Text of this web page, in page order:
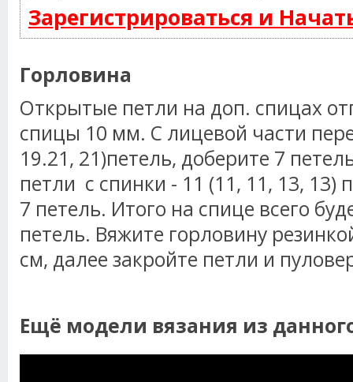
Зарегистрироваться и
Горловина
Открытые петли на доп. спицах
спицы 10 мм. С лицевой части
19.21, 21)петель, доберите 7
петли с спинки - 11 (11, 11, 13, 13)
7 петель. Итого на спице всего
петель. Вяжите горловину
см, далее закройте петли и
Ещё модели вязания из